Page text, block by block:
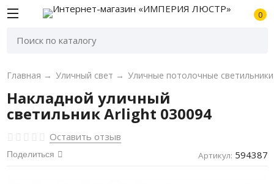
0
Главная → Уличный свет → Уличные потолочные светильники
Накладной уличный
светильник Arlight 030094
Оставить отзыв
Поделиться Артикул: 594387